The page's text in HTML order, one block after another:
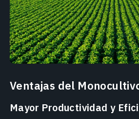
Ventajas del
Mayor Productividad y